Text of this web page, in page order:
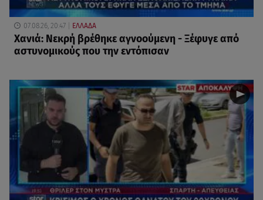
07.08.26, 20:47 ΕΛΛΑΔΑ
Χανιά: Νεκρή βρέθηκε αγνοούμενη - Ξέφυγε από
αστυνομικούς που την εντόπισαν